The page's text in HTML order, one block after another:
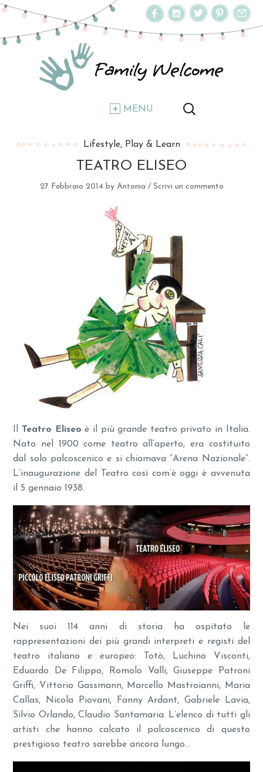
MENU
Lifestyle Play & Learn
TEATRO ELISEO
27 Febbraio 2014by Antonia / Scrivi un commento
Teatro Eliseo è il più grande teatro privato in Italia.
Nato nel 1900 come teatro all’aperto, era costituito
dal solo palcoscenico e si chiamava “Arena Nazionale”.
L’inaugurazione del Teatro così com’è oggi è avvenuta
il 5 gennaio 1938.
Nei suoi 114 anni di storia ha ospitato le
rappresentazioni dei più grandi interpreti e registi del
teatro italiano e europeo: Totò, Luchino Visconti,
Eduardo De Filippo, Romolo Valli, Giuseppe Patroni
Griffi, Vittorio Gassmann, Marcello Mastroianni, Maria
Callas, Nicola Piovani, Fanny Ardant, Gabriele Lavia,
Silvio Orlando, Claudio Santamaria. L’elenco di tutti gli
artisti che hanno calcato il palcoscenico di questo
prestigioso teatro sarebbe ancora lungo…